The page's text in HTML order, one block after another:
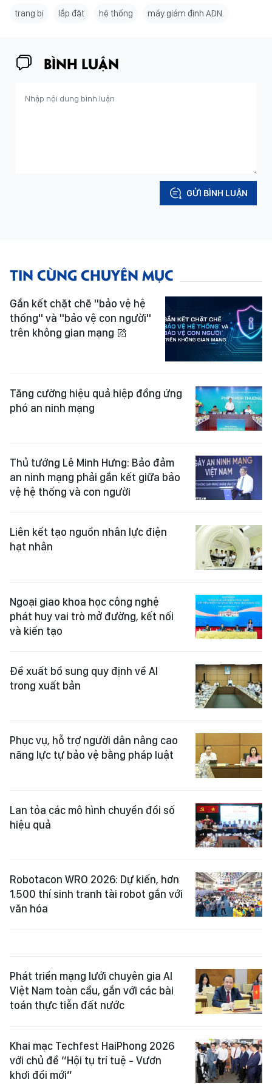
trang bị lắp đặt hệ thống máy giám định ADN.
BÌNH LUẬN
GỬI BÌNH LUẬN
TIN CÙNG CHUYÊN MỤC
Gắn kết chặt chẽ "bảo vệ hệ
thống" và "bảo vệ con người"
trên không gian mạng
Tăng cường hiệu quả hiệp đồng ứng
phó an ninh mạng
Thủ tướng Lê Minh Hưng: Bảo đảm
an ninh mạng phải gắn kết giữa bảo
vệ hệ thống và con người
Liên kết tạo nguồn nhân lực điện
hạt nhân
Ngoại giao khoa học công nghệ
phát huy vai trò mở đường, kết nối
và kiến tạo
Đề xuất bổ sung quy định về AI
trong xuất bản
Phục vụ, hỗ trợ người dân nâng cao
năng lực tự bảo vệ bằng pháp luật
Lan tỏa các mô hình chuyển đổi số
hiệu quả
Robotacon WRO 2026: Dự kiến, hơn
1.500 thí sinh tranh tài robot gắn với
văn hóa
Phát triển mạng lưới chuyên gia AI
Việt Nam toàn cầu, gắn với các bài
toán thực tiễn đất nước
Khai mạc Techfest HaiPhong 2026
với chủ đề “Hội tụ trí tuệ - Vươn
khơi đổi mới”